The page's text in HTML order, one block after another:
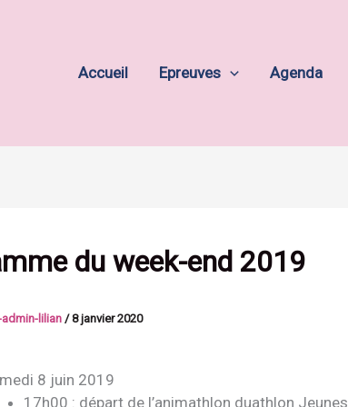
Accueil
Epreuves Agenda
du week-end 2019
lilian/8 janvier 2020
8 juin 2019
17h00 : départ de l’animathlon duathlon Jeunes